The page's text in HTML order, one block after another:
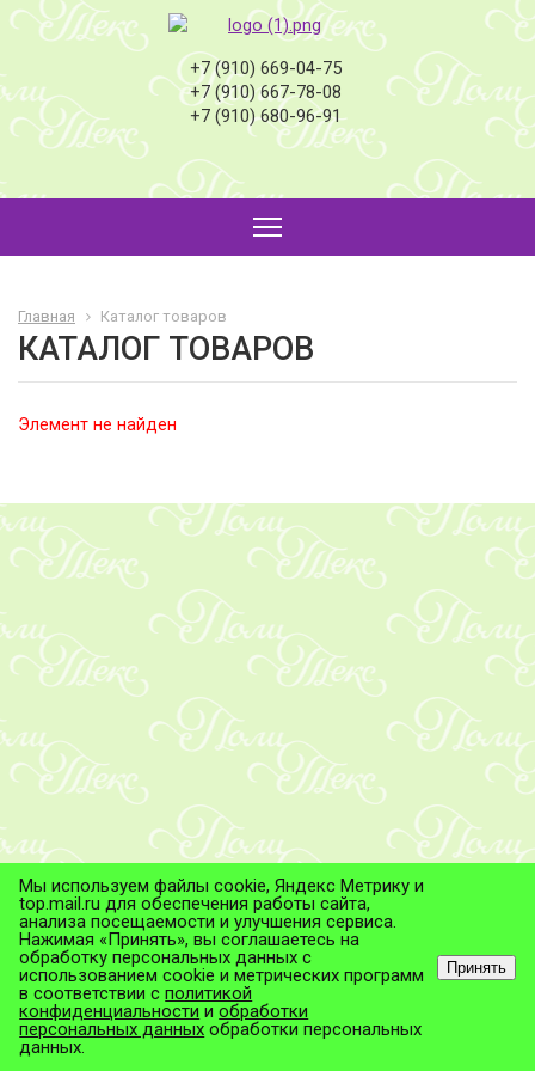
+7 (910) 669-04-75
+7 (910) 667-78-08
+7 (910) 680-96-91
Главная Каталог товаров
КАТАЛОГ ТОВАРОВ
Элемент не найден
© ТД "ПолиТекс", 2026
Все права защищены.
Мы используем файлы cookie, Яндекс Метрику и
top.mail.ru для обеспечения работы сайта,
анализа посещаемости и улучшения сервиса.
Нажимая «Принять», вы соглашаетесь на
обработку персональных данных с
использованием cookie и метрических программ
в соответствии сполитикой
конфиденциальности иобработки
персональных данных обработки персональных
данных.
Принять